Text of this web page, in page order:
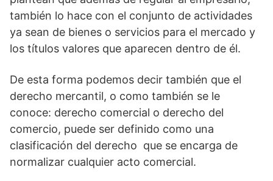
también lo hace con el conjunto de actividades
ya sean de bienes o servicios para el mercado y
los títulos valores que aparecen dentro de él.
De esta forma podemos decir también que el
derecho mercantil, o como también se le
conoce: derecho comercial o derecho del
comercio, puede ser definido como una
clasificación del derecho que se encarga de
normalizar cualquier acto comercial.